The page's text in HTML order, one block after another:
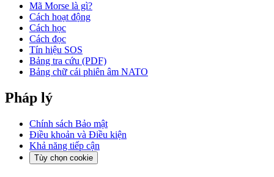
Mã Morse là gì?
Cách hoạt động
Cách học
Cách đọc
Tín hiệu SOS
Bảng tra cứu (PDF)
Bảng chữ cái phiên âm NATO
Pháp lý
Chính sách Bảo mật
Điều khoản và Điều kiện
Khả năng tiếp cận
Tùy chọn cookie